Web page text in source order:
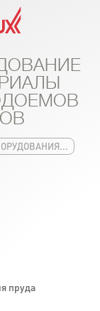
пруда